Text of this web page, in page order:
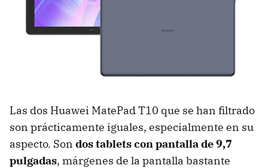
Las dos Huawei MatePad T10 que se han filtrado
son prácticamente iguales, especialmente en su
aspecto. Son dos tablets con pantalla de 9,7
pulgadas, márgenes de la pantalla bastante